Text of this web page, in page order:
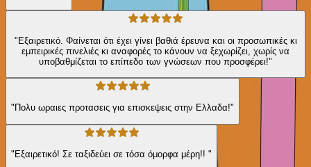
"Εξαιρετικό. Φαίνεται ότι έχει γίνει βαθιά έρευνα και οι προσωπικές κι
εμπειρικές πινελιές κι αναφορές το κάνουν να ξεχωρίζει, χωρίς να
υποβαθμίζεται το επίπεδο των γνώσεων που προσφέρει!"
"Πολυ ωραιες προτασεις για επισκεψεις στην Ελλαδα!"
"Εξαιρετικό! Σε ταξιδεύει σε τόσα όμορφα μέρη!! "